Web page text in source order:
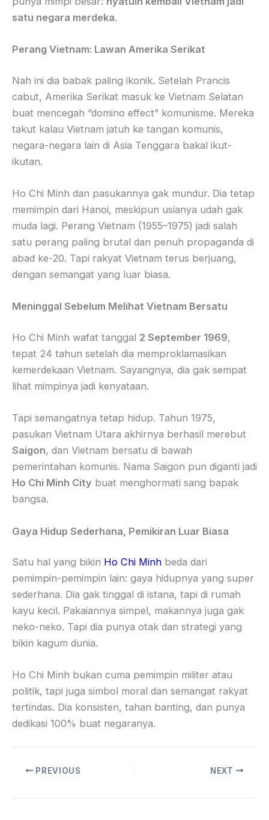
satu negara merdeka.
Perang Vietnam: Lawan Amerika Serikat
Nah ini dia babak paling ikonik. Setelah Prancis
cabut, Amerika Serikat masuk ke Vietnam Selatan
buat mencegah “domino effect” komunisme. Mereka
takut kalau Vietnam jatuh ke tangan komunis,
negara-negara lain di Asia Tenggara bakal ikut-
ikutan.
Ho Chi Minh dan pasukannya gak mundur. Dia tetap
memimpin dari Hanoi, meskipun usianya udah gak
muda lagi. Perang Vietnam (1955–1975) jadi salah
satu perang paling brutal dan penuh propaganda di
abad ke-20. Tapi rakyat Vietnam terus berjuang,
dengan semangat yang luar biasa.
Meninggal Sebelum Melihat Vietnam Bersatu
Ho Chi Minh wafat tanggal 2 September 1969,
tepat 24 tahun setelah dia memproklamasikan
kemerdekaan Vietnam. Sayangnya, dia gak sempat
lihat mimpinya jadi kenyataan.
Tapi semangatnya tetap hidup. Tahun 1975,
pasukan Vietnam Utara akhirnya berhasil merebut
Saigon, dan Vietnam bersatu di bawah
pemerintahan komunis. Nama Saigon pun diganti jadi
Ho Chi Minh City buat menghormati sang bapak
bangsa.
Gaya Hidup Sederhana, Pemikiran Luar Biasa
Satu hal yang bikin Ho Chi Minh beda dari
pemimpin-pemimpin lain: gaya hidupnya yang super
sederhana. Dia gak tinggal di istana, tapi di rumah
kayu kecil. Pakaiannya simpel, makannya juga gak
neko-neko. Tapi dia punya otak dan strategi yang
bikin kagum dunia.
Ho Chi Minh bukan cuma pemimpin militer atau
politik, tapi juga simbol moral dan semangat rakyat
tertindas. Dia konsisten, tahan banting, dan punya
dedikasi 100% buat negaranya.
PREVIOUS NEXT